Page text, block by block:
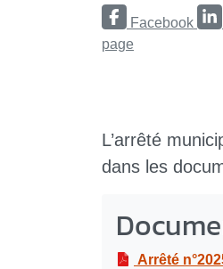
Facebook
page
L’arrêté
dans les
Arrêté n°2025-178 DAJ